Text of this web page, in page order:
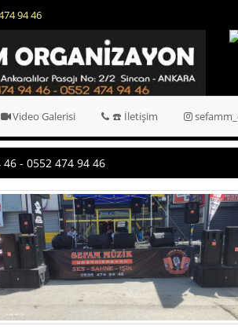
94 46 - 0552 474 94 46
Video Galerisi ☎️ İletişim
- 0552 474 94 46